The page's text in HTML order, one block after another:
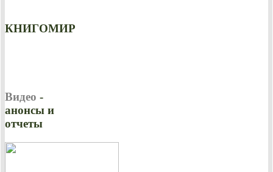
КНИГОМИР
Видео -
анонсы и
отчеты